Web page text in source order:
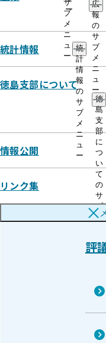
ー
サ
ブ
メ
ニ
ュ
ー
広
報
の
サ
ブ
メ
ニ
ュ
ー
統計情報
統
計
情
報
の
サ
ブ
メ
ニ
ュ
ー
徳島支部について
徳
島
支
部
に
つ
い
て
の
サ
ブ
メ
ー
情報公開
リンク集
議事録
令和4年度 第1回
令和04年07月13日開催
評